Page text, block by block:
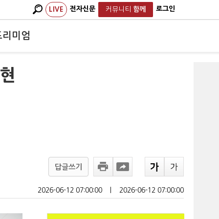
LIVE 전자신문 커뮤니티 함께 로그인
리미엄
답글쓰기
2026-06-12 07:00:00 2026-06-12 07:00:00